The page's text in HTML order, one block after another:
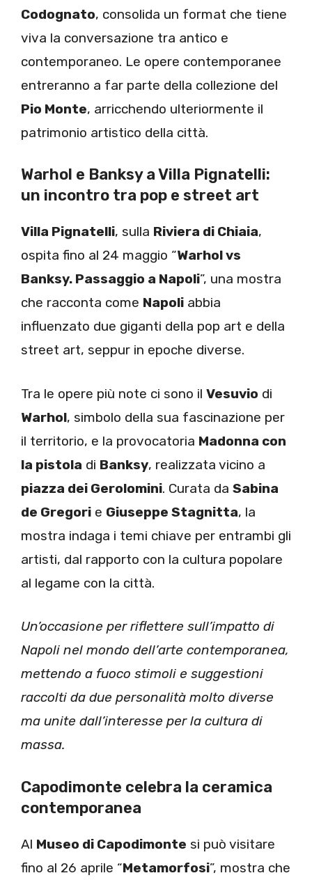
Codognato, consolida un format che tiene
viva la conversazione tra antico e
contemporaneo. Le opere contemporanee
entreranno a far parte della collezione del
Pio Monte, arricchendo ulteriormente il
patrimonio artistico della città.
Warhol e Banksy a Villa Pignatelli:
un incontro tra pop e street art
Villa Pignatelli, sulla Riviera di Chiaia,
ospita fino al 24 maggio “Warhol vs
Banksy. Passaggio a Napoli”, una mostra
che racconta come Napoli abbia
influenzato due giganti della pop art e della
street art, seppur in epoche diverse.
Tra le opere più note ci sono il Vesuvio di
Warhol, simbolo della sua fascinazione per
il territorio, e la provocatoria Madonna con
la pistola di Banksy, realizzata vicino a
piazza dei Gerolomini. Curata da Sabina
de Gregori e Giuseppe Stagnitta, la
mostra indaga i temi chiave per entrambi gli
artisti, dal rapporto con la cultura popolare
al legame con la città.
Un’occasione per riflettere sull’impatto di
Napoli nel mondo dell’arte contemporanea,
mettendo a fuoco stimoli e suggestioni
raccolti da due personalità molto diverse
ma unite dall’interesse per la cultura di
massa.
Capodimonte celebra la ceramica
contemporanea
Al Museo di Capodimonte si può visitare
fino al 26 aprile “Metamorfosi”, mostra che